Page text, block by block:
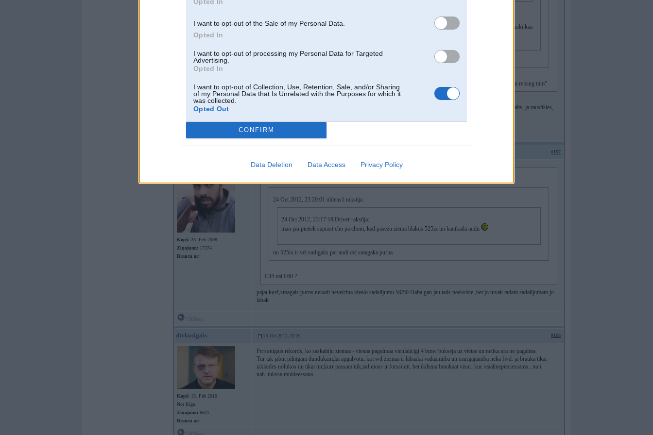
I want to opt-out of the Sale of my Personal Data.
Opted In
I want to opt-out of processing my Personal Data for Targeted
Advertising.
Opted In
I want to opt-out of Collection, Use, Retention, Sale, and/or Sharing
of my Personal Data that Is Unrelated with the Purposes for which it
was collected.
Opted Out
CONFIRM
Data Deletion Data Access Privacy Policy
FWD - mudakiem, kas ienjemusi prataa, ka tas ir droshak
(nu labi teoretiski atrak var braukt, praktiski kaa
kad izbraukshu ar awd, kas vadisies kaa man patiks, tad mosh dziedashu citu dziesu, bet veci audi ir "pis taisni reising tiim"
Nu hvz, vai vecs audi vai jauns BMW, ar pilnpiedziņu vai nu krāmē, vai labāk nemaz nerausties, ja neesi pārliecināts, ja raustīsies,
#167
Kopš: 28. Feb 2008
Ziņojumi: 17374
Braucu ar:
24 Oct 2012, 23:20:01 uldens1 rakstīja:
24 Oct 2012, 23:17:19 Driver rakstīja:
man jau pietiek saprast cho pa chom, kad pasezu ziema blakus 525ix un kautkada audii
nu 525ix ir vel sudigaks par audi deļ smagaka purna
E34 vai E60 ?
pajat kurš,smagais purns nekadi neveicina idealo sadalijumu 50/50.Daba gan jau tads neeksiste ,bet jo tuvak tadam sadalijumam jo
labak
divkosigais 24. Oct 2012, 23:26 #168
Kopš: 15. Feb 2010
No: Rīga
Ziņojumi: 6631
Braucu ar:
Personigais rekords, ko saskaitiju ziemaa - vienaa pagalmaa vienlaiicigi 4 bmw bukseja uz vietas un netika ara no pagalma.
Tur tak jabut pilnigam dundukam,lai apgalvotu, ka rwd ziemaa ir labaaka vadaamiiba un caurgajamiba neka fwd. ja brauka tikai
izklaides nolukos un tikai tur,kurr passam tiik,tad moss ir forssi utt. bet ikdiena braukaat visur, kur reaalinepieciessams...nu i
nah. tukssa muldeessana.